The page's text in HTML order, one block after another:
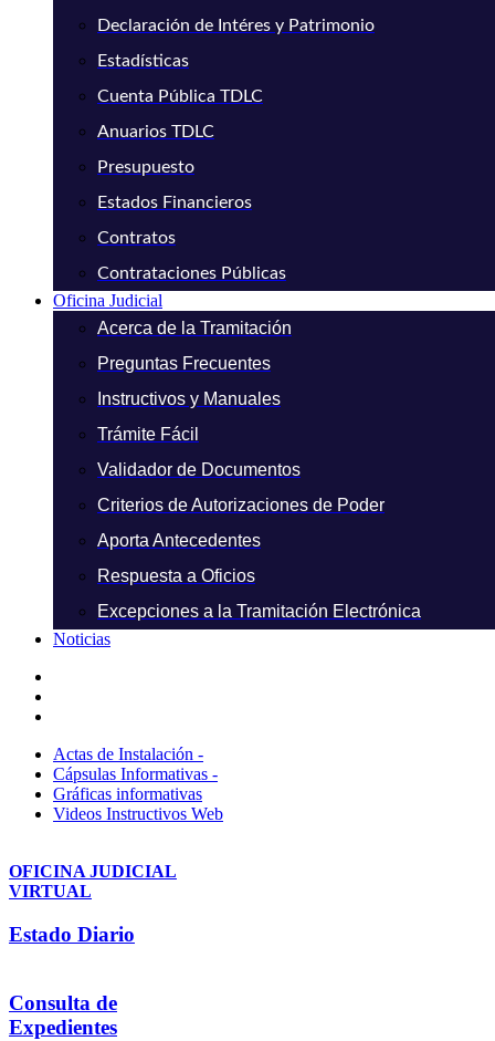
Declaración de Intéres y Patrimonio
Estadísticas
Cuenta Pública TDLC
Anuarios TDLC
Presupuesto
Estados Financieros
Contratos
Contrataciones Públicas
Oficina Judicial
Acerca de la Tramitación
Preguntas Frecuentes
Instructivos y Manuales
Trámite Fácil
Validador de Documentos
Criterios de Autorizaciones de Poder
Aporta Antecedentes
Respuesta a Oficios
Excepciones a la Tramitación Electrónica
Noticias
Actas de Instalación -
Cápsulas Informativas -
Gráficas informativas
Videos Instructivos Web
OFICINA JUDICIAL
VIRTUAL
Estado Diario
Consulta de
Expedientes